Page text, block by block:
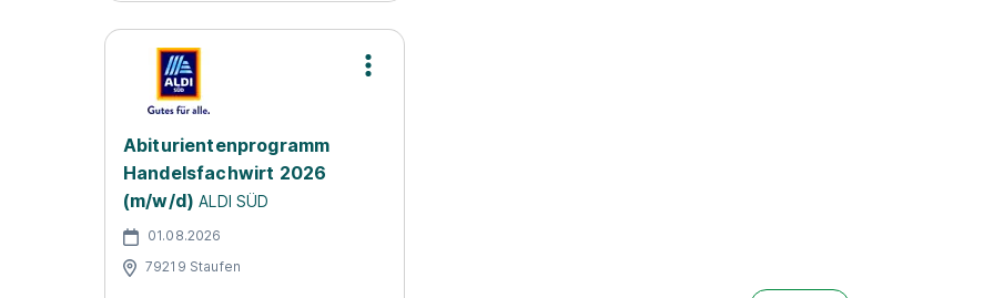
Abiturientenprogramm
Handelsfachwirt 2026
(m/w/d) ALDI SÜD
01.08.2026
79219 Staufen